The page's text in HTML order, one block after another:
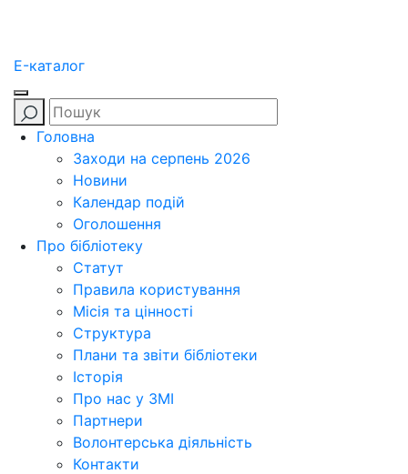
E-каталог
Головна
Заходи на серпень 2026
Новини
Календар подій
Оголошення
Про бібліотеку
Статут
Правила користування
Місія та цінності
Структура
Плани та звіти бібліотеки
Історія
Про нас у ЗМІ
Партнери
Волонтерська діяльність
Контакти